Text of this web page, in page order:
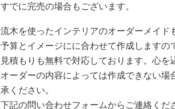
すでに完売の場合もございます。
流木を使ったインテリアのオーダーメイド
予算とイメージにに合わせて作成しますの
見積もりも無料で対応しております。心を
オーダーの内容によっては作成できない場
承ください。
下記の問い合わせフォームからご連絡くだ